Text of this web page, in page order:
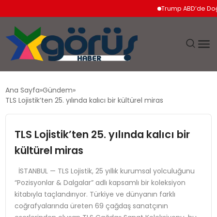
Trump ABD’de
GÜNDEM
SAĞLIK
SPOR
Ana Sayfa Gündem
TLS Lojistik’ten 25. yılında kalıcı bir kültürel miras
TLS Lojistik’ten 25. yılında kalıcı bir
kültürel miras
İSTANBUL — TLS Lojistik, 25 yıllık kurumsal yolculuğunu
“Pozisyonlar & Dalgalar” adlı kapsamlı bir koleksiyon
kitabıyla taçlandırıyor. Türkiye ve dünyanın farklı
coğrafyalarında üreten 69 çağdaş sanatçının